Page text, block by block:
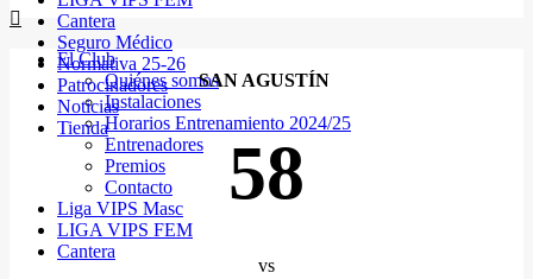
El Club
Quiénes somos
Instalaciones
Horarios Entrenamiento 2024/25
Entrenadores
Premios
Contacto
Liga VIPS Masc
LIGA VIPS FEM
Cantera
Cantera
Seguro Médico
Normativa 25-26
Patrocinadores
Noticias
Tienda
SAN AGUSTÍN
58
vs